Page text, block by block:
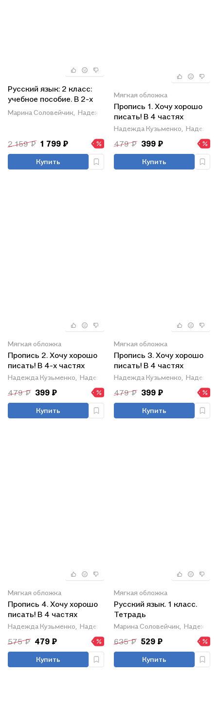
Русский язык: 2 класс:
учебное пособие. В 2-х
частях. Часть 2
Марина Соловейчик, Надежда Кузьменко
2 159 ₽ 1 799 ₽
Купить
Мягкая обложка
Пропись 1. Хочу хорошо
писать! В 4 частях
Надежда Кузьменко, Надежда
479 ₽ 399 ₽
Купить
Мягкая обложка
Пропись 2. Хочу хорошо
писать! В 4-х частях
Надежда Кузьменко, Надежда Бетенькова
479 ₽ 399 ₽
Купить
Мягкая обложка
Пропись 3. Хочу хорошо
писать! В 4 частях
Надежда Кузьменко, Надежда
479 ₽ 399 ₽
Купить
Мягкая обложка
Пропись 4. Хочу хорошо
писать! В 4 частях
Надежда Кузьменко, Надежда Бетенькова
575 ₽ 479 ₽
Купить
Мягкая обложка
Русский язык. 1 класс.
Тетрадь
Марина Соловейчик, Надежда
635 ₽ 529 ₽
Купить